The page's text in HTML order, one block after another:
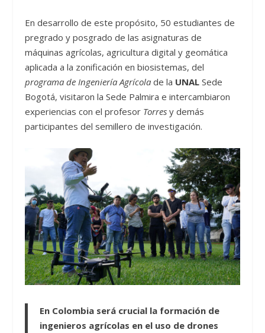
En desarrollo de este propósito, 50 estudiantes de
pregrado y posgrado de las asignaturas de
máquinas agrícolas, agricultura digital y geomática
aplicada a la zonificación en biosistemas, del
programa de Ingeniería Agrícola de la UNAL Sede
Bogotá, visitaron la Sede Palmira e intercambiaron
experiencias con el profesor Torres y demás
participantes del semillero de investigación.
En Colombia será crucial la formación de
ingenieros agrícolas en el uso de drones